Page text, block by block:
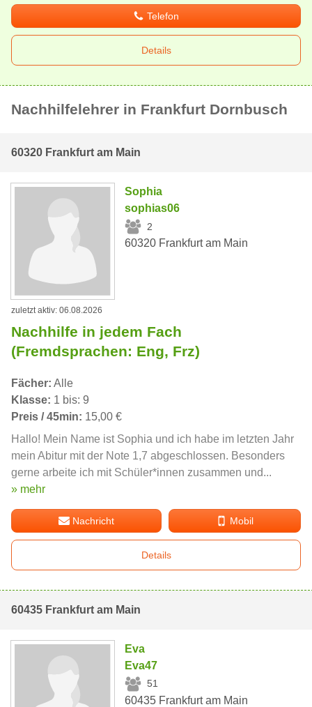
Telefon
Details
Nachhilfelehrer in Frankfurt Dornbusch
60320 Frankfurt am Main
Sophia
sophias06
2
60320 Frankfurt am Main
zuletzt aktiv: 06.08.2026
Nachhilfe in jedem Fach
(Fremdsprachen: Eng, Frz)
Fächer: Alle
Klasse: 1 bis: 9
Preis / 45min: 15,00 €
Hallo! Mein Name ist Sophia und ich habe im letzten Jahr
mein Abitur mit der Note 1,7 abgeschlossen. Besonders
gerne arbeite ich mit Schüler*innen zusammen und...
» mehr
Nachricht Mobil
Details
60435 Frankfurt am Main
Eva
Eva47
51
60435 Frankfurt am Main